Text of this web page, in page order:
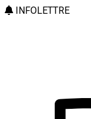
INFOLETTRE